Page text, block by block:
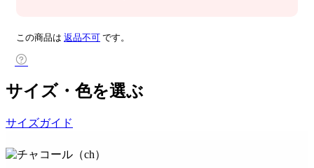
この商品は 返品不可 です。
サイズ・色を選ぶ
サイズガイド